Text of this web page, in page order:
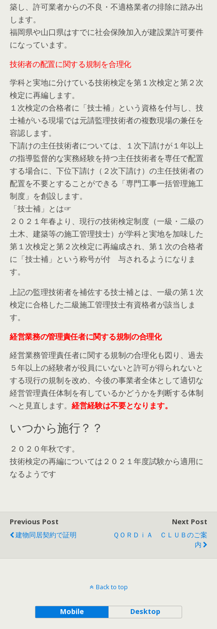
築し、許可業者からの不良・不適格業者の排除に踏み出
します。
福岡県や山口県はすでに社会保険加入が建設業許可要件
になっています。
技術者の配置に関する規制を合理化
学科と実地に分けている技術検定を第１次検定と第２次
検定に再編します。
１次検定の合格者に「技士補」という資格を付与し、技
士補がいる現場では元請監理技術者の複数現場の兼任を
容認します。
下請けの主任技術者については、１次下請けが１年以上
の指導監督的な実務経験を持つ主任技術者を専任で配置
する場合に、下位下請け（２次下請け）の主任技術者の
配置を不要とすることができる「専門工事一括管理施工
制度」を創設します。
「技士補」とは☞
２０２１年春より、現行の技術検定制度（一級・二級の
土木、建築等の施工管理技士）が学科と実地を加味した
第１次検定と第２次検定に再編成され、第１次の合格者
に「技士補」という称号が付 与されるようになりま
す。
上記の監理技術者を補佐する技士補とは、一級の第１次
検定に合格した二級施工管理技士有資格者が該当しま
す。
経営業務の管理責任者に関する規制の合理化
経営業務管理責任者に関する規制の合理化も図り、過去
５年以上の経験者が役員にいないと許可が得られないと
する現行の規制を改め、今後の事業者全体として適切な
経営管理責任体制を有しているかどうかを判断する体制
へと見直します。 経営経験は不要となります。
いつから施行？？
２０２０年秋です。
技術検定の再編については２０２１年度試験から適用に
なるようです
Previous Post
建物同居契約で証明
Next Post
ＱＯＲＤｉＡ ＣＬＵＢのご案
内
Back to top
Mobile Desktop